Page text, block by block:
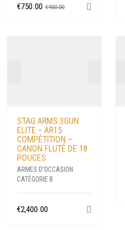
€950.00LE
€750.00
LE
STAG ARMS 3GUN
ELITE – AR15
COMPÉTITION –
CANON FLUTÉ DE 18
POUCES
ARMES D'OCCASION
CATÉGORIE B
€2,400.00